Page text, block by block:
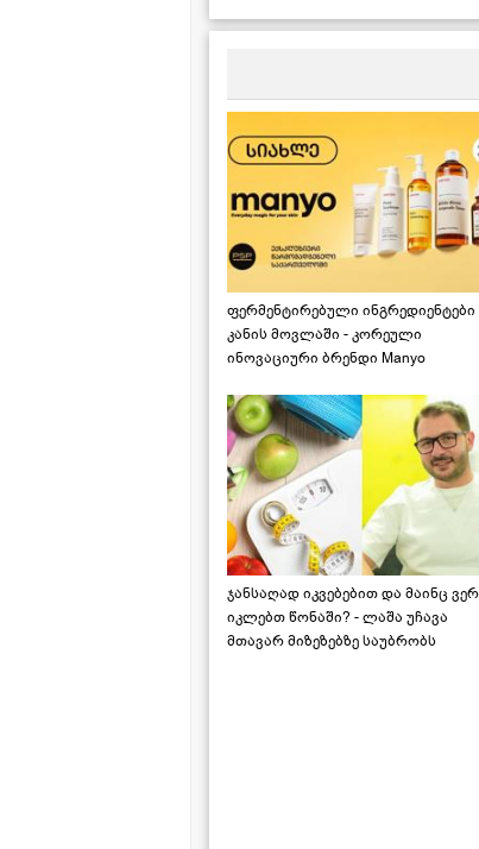
ფერმენტირებული ინგრედიენტები
კანის მოვლაში - კორეული
ინოვაციური ბრენდი Manyo
ჯანსაღად იკვებებით და მაინც ვერ
იკლებთ წონაში? - ლაშა უჩავა
მთავარ მიზეზებზე საუბრობს